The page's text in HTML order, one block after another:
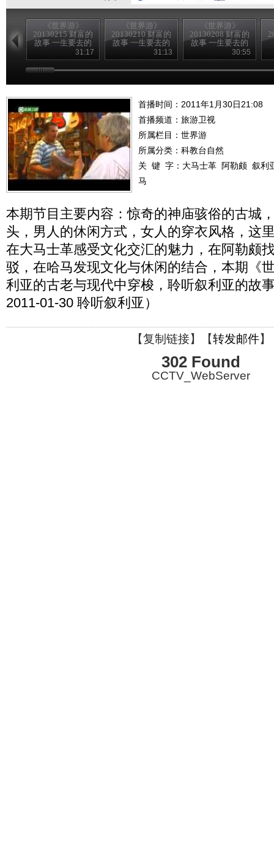
《世界游》
20130215 财富的
故事 一生要去的
31:17
《世界游》
20130210 财富的
故事 一生要去的
31:13
《世界游》
20130208 财富的
故事 一生要去的
30:55
首播时间：2011年1月30日21:08
首播频道： 旅游卫视
所属栏目： 世界游
所属分类：科教台自然
关 键 字： 大马士革 阿勒颇 叙利
马
本期节目主要内容：惊奇的神庙骇俗的古城
头，男人的休闲方式，女人的穿衣风格，这
在大马士革感受文化交汇的魅力，在阿勒颇
驳，在哈马发现文化与休闲的结合，本期《
利亚的古老与现代中穿梭，聆听叙利亚的故
2011-01-30 聆听叙利亚）
【复制链接】【转发邮件】
302 Found
CCTV_WebServer